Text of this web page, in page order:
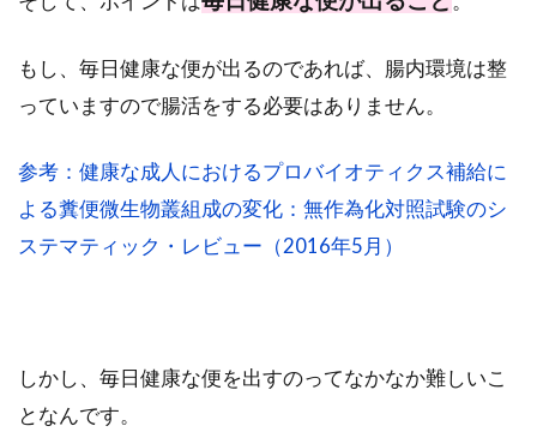
もし、毎日健康な便が出るのであれば、腸内環境は整
っていますので腸活をする必要はありません。
参考：健康な成人におけるプロバイオティクス補給に
よる糞便微生物叢組成の変化：無作為化対照試験のシ
ステマティック・レビュー（2016年5月）
しかし、毎日健康な便を出すのってなかなか難しいこ
となんです。